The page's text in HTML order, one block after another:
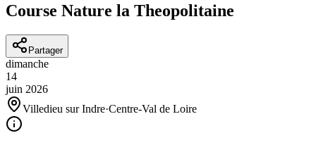
Course Nature la Theopolitaine
Partager
dimanche
14
juin 2026
Villedieu sur Indre·Centre-Val de Loire